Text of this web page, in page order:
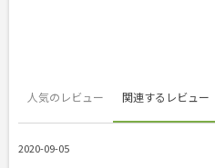
人気のレビュー 関連するレビュー
2020-09-05